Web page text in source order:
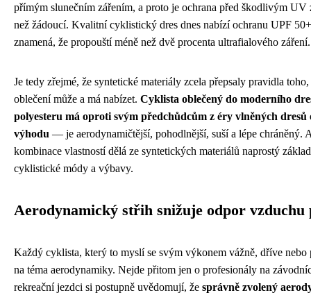
přímým slunečním zářením, a proto je ochrana před škodlivým UV
než žádoucí. Kvalitní cyklistický dres dnes nabízí ochranu UPF
znamená, že propouští méně než dvě procenta ultrafialového záření.
Je tedy zřejmé, že syntetické materiály zcela přepsaly pravidla
oblečení může a má nabízet. Cyklista oblečený do moderního
polyesteru má oproti svým předchůdcům z éry vlněných dresů
výhodu — je aerodynamičtější, pohodlnější, suší a lépe chráněný.
kombinace vlastností dělá ze syntetických materiálů naprostý
cyklistické módy a výbavy.
Aerodynamický střih snižuje odpor
Každý cyklista, který to myslí se svým výkonem vážně, dříve nebo
na téma aerodynamiky. Nejde přitom jen o profesionály na
rekreační jezdci si postupně uvědomují, že správně zvolený